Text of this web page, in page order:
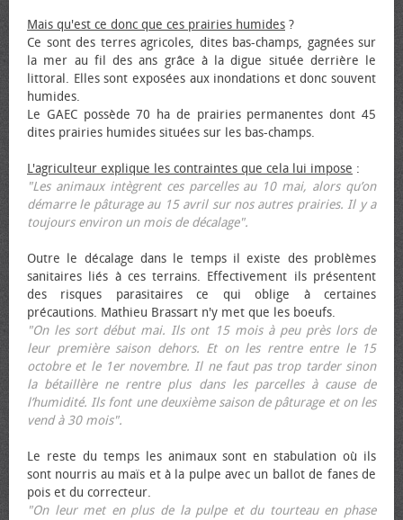
Mais qu'est ce donc que ces prairies humides ?
Ce sont des terres agricoles, dites bas-champs, gagnées sur
la mer au fil des ans grâce à la digue située derrière le
littoral. Elles sont exposées aux inondations et donc souvent
humides.
Le GAEC possède 70 ha de prairies permanentes dont 45
dites prairies humides situées sur les bas-champs.
L'agriculteur explique les contraintes que cela lui impose :
"Les animaux intègrent ces parcelles au 10 mai, alors qu’on
démarre le pâturage au 15 avril sur nos autres prairies. Il y a
toujours environ un mois de décalage".
Outre le décalage dans le temps il existe des problèmes
sanitaires liés à ces terrains. Effectivement ils présentent
des risques parasitaires ce qui oblige à certaines
précautions. Mathieu Brassart n'y met que les bœufs.
"On les sort début mai. Ils ont 15 mois à peu près lors de
leur première saison dehors. Et on les rentre entre le 15
octobre et le 1er novembre. Il ne faut pas trop tarder sinon
la bétaillère ne rentre plus dans les parcelles à cause de
l’humidité. Ils font une deuxième saison de pâturage et on les
vend à 30 mois".
Le reste du temps les animaux sont en stabulation où ils
sont nourris au maïs et à la pulpe avec un ballot de fanes de
pois et du correcteur.
"On leur met en plus de la pulpe et du tourteau en phase